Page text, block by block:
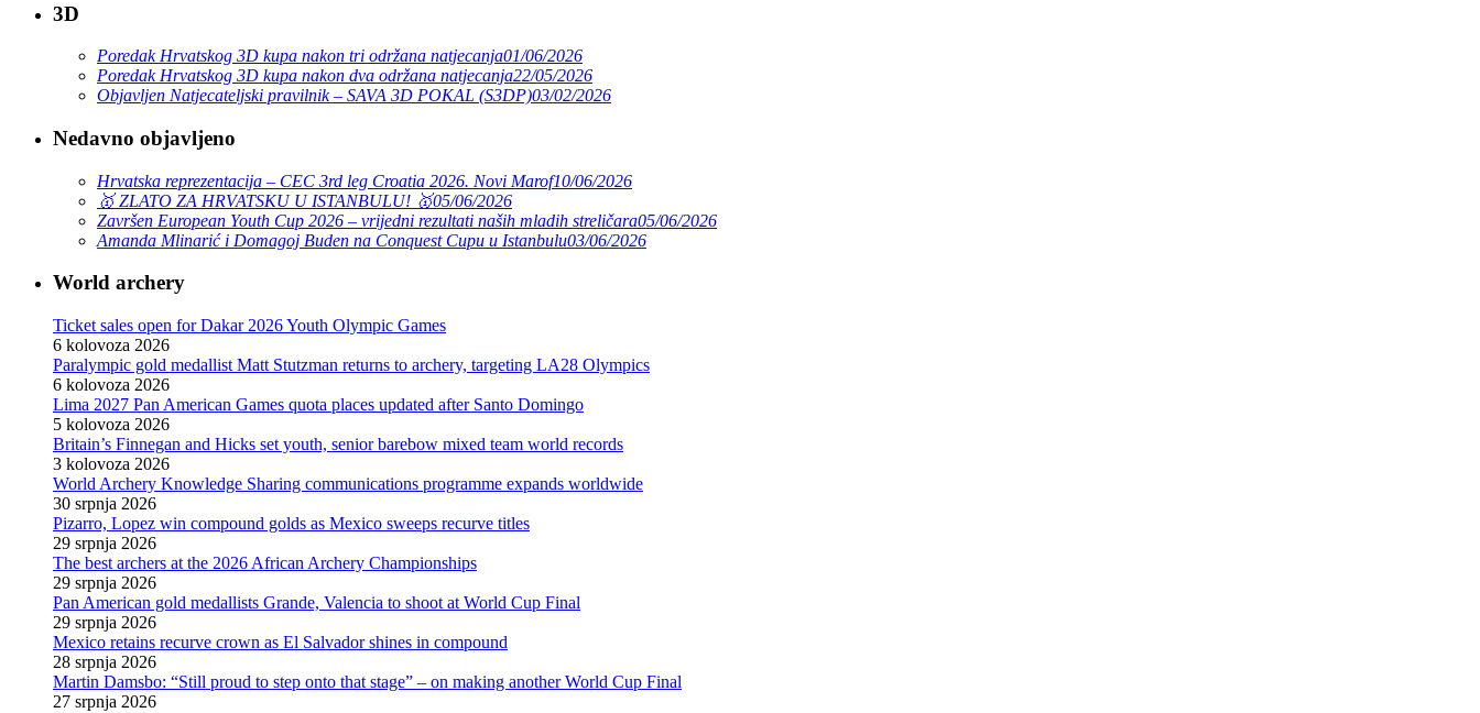
3D
Poredak Hrvatskog 3D kupa nakon tri održana natjecanja01/06/2026
Poredak Hrvatskog 3D kupa nakon dva održana natjecanja22/05/2026
Objavljen Natjecateljski pravilnik – SAVA 3D POKAL (S3DP)03/02/2026
Nedavno objavljeno
Hrvatska reprezentacija – CEC 3rd leg Croatia 2026. Novi Marof10/06/2026
🥇 ZLATO ZA HRVATSKU U ISTANBULU! 🥇05/06/2026
Završen European Youth Cup 2026 – vrijedni rezultati naših mladih streličara05/06/2026
Amanda Mlinarić i Domagoj Buden na Conquest Cupu u Istanbulu03/06/2026
World archery
Ticket sales open for Dakar 2026 Youth Olympic Games
6 kolovoza 2026
Paralympic gold medallist Matt Stutzman returns to archery, targeting LA28 Olympics
6 kolovoza 2026
Lima 2027 Pan American Games quota places updated after Santo Domingo
5 kolovoza 2026
Britain’s Finnegan and Hicks set youth, senior barebow mixed team world records
3 kolovoza 2026
World Archery Knowledge Sharing communications programme expands worldwide
30 srpnja 2026
Pizarro, Lopez win compound golds as Mexico sweeps recurve titles
29 srpnja 2026
The best archers at the 2026 African Archery Championships
29 srpnja 2026
Pan American gold medallists Grande, Valencia to shoot at World Cup Final
29 srpnja 2026
Mexico retains recurve crown as El Salvador shines in compound
28 srpnja 2026
Martin Damsbo: “Still proud to step onto that stage” – on making another World Cup Final
27 srpnja 2026